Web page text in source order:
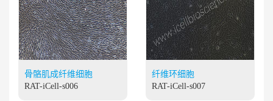
骨骼肌成纤维细胞
RAT-iCell-s006
纤维环细胞
RAT-iCell-s007